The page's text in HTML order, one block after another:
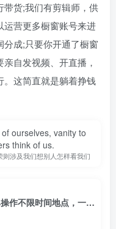
货;我们有剪辑师，供
运营更多橱窗账号来进
成;只要你开通了橱窗
自发视频、开直播，
。这简直就是躺着挣钱
ourselves, vanity to
think of us.
涉及我们想别人怎样看我们
视频号代运营，团队托管计划，简单操作不限时间地点，一部手机单月轻松变现5k【揭秘】